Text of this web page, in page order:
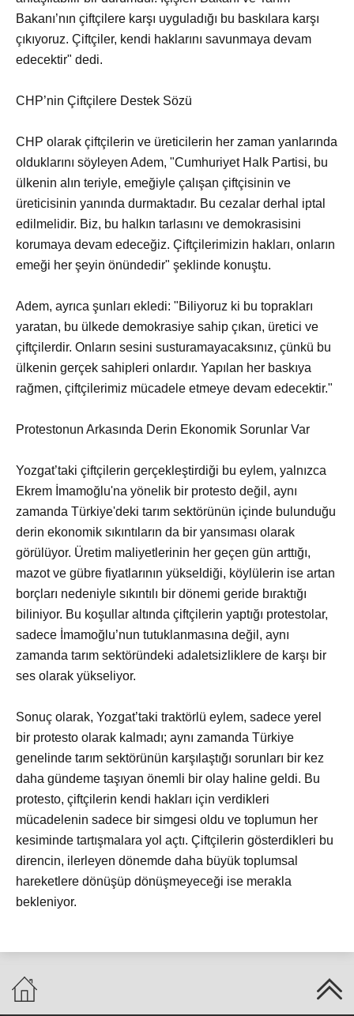
Bakanı’nın çiftçilere karşı uyguladığı bu baskılara karşı
çıkıyoruz. Çiftçiler, kendi haklarını savunmaya devam
edecektir" dedi.
CHP’nin Çiftçilere Destek Sözü
CHP olarak çiftçilerin ve üreticilerin her zaman yanlarında
olduklarını söyleyen Adem, "Cumhuriyet Halk Partisi, bu
ülkenin alın teriyle, emeğiyle çalışan çiftçisinin ve
üreticisinin yanında durmaktadır. Bu cezalar derhal iptal
edilmelidir. Biz, bu halkın tarlasını ve demokrasisini
korumaya devam edeceğiz. Çiftçilerimizin hakları, onların
emeği her şeyin önündedir" şeklinde konuştu.
Adem, ayrıca şunları ekledi: "Biliyoruz ki bu toprakları
yaratan, bu ülkede demokrasiye sahip çıkan, üretici ve
çiftçilerdir. Onların sesini susturamayacaksınız, çünkü bu
ülkenin gerçek sahipleri onlardır. Yapılan her baskıya
rağmen, çiftçilerimiz mücadele etmeye devam edecektir."
Protestonun Arkasında Derin Ekonomik Sorunlar Var
Yozgat’taki çiftçilerin gerçekleştirdiği bu eylem, yalnızca
Ekrem İmamoğlu'na yönelik bir protesto değil, aynı
zamanda Türkiye'deki tarım sektörünün içinde bulunduğu
derin ekonomik sıkıntıların da bir yansıması olarak
görülüyor. Üretim maliyetlerinin her geçen gün arttığı,
mazot ve gübre fiyatlarının yükseldiği, köylülerin ise artan
borçları nedeniyle sıkıntılı bir dönemi geride bıraktığı
biliniyor. Bu koşullar altında çiftçilerin yaptığı protestolar,
sadece İmamoğlu’nun tutuklanmasına değil, aynı
zamanda tarım sektöründeki adaletsizliklere de karşı bir
ses olarak yükseliyor.
Sonuç olarak, Yozgat’taki traktörlü eylem, sadece yerel
bir protesto olarak kalmadı; aynı zamanda Türkiye
genelinde tarım sektörünün karşılaştığı sorunları bir kez
daha gündeme taşıyan önemli bir olay haline geldi. Bu
protesto, çiftçilerin kendi hakları için verdikleri
mücadelenin sadece bir simgesi oldu ve toplumun her
kesiminde tartışmalara yol açtı. Çiftçilerin gösterdikleri bu
direncin, ilerleyen dönemde daha büyük toplumsal
hareketlere dönüşüp dönüşmeyeceği ise merakla
bekleniyor.